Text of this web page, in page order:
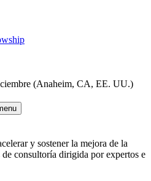
(Anaheim, CA, EE. UU.)
y sostener la mejora de la
consultoría dirigida por expertos e